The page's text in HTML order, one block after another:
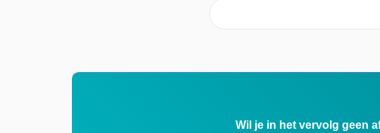
Wil je in het vervolg geen